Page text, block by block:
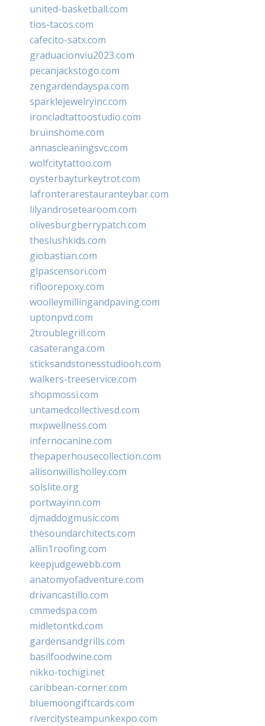
united-basketball.com
tios-tacos.com
cafecito-satx.com
graduacionviu2023.com
pecanjackstogo.com
zengardendayspa.com
sparklejewelryinc.com
ironcladtattoostudio.com
bruinshome.com
annascleaningsvc.com
wolfcitytattoo.com
oysterbayturkeytrot.com
lafronterarestauranteybar.com
lilyandrosetearoom.com
olivesburgberrypatch.com
theslushkids.com
giobastian.com
glpascensori.com
rifloorepoxy.com
woolleymillingandpaving.com
uptonpvd.com
2troublegrill.com
casateranga.com
sticksandstonesstudiooh.com
walkers-treeservice.com
shopmossi.com
untamedcollectivesd.com
mxpwellness.com
infernocanine.com
thepaperhousecollection.com
allisonwillisholley.com
solslite.org
portwayinn.com
djmaddogmusic.com
thesoundarchitects.com
allin1roofing.com
keepjudgewebb.com
anatomyofadventure.com
drivancastillo.com
cmmedspa.com
midletontkd.com
gardensandgrills.com
basilfoodwine.com
nikko-tochigi.net
caribbean-corner.com
bluemoongiftcards.com
rivercitysteampunkexpo.com